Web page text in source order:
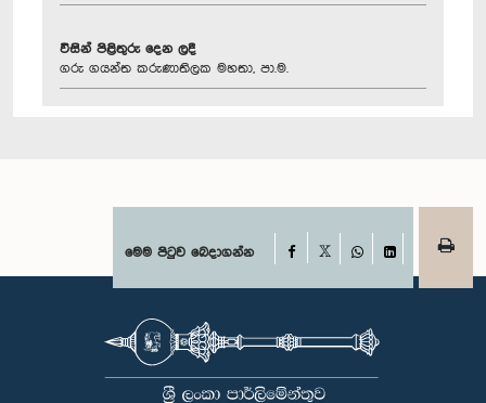
විසින් පිළිතුරු දෙන ලදී
ගරු ගයන්ත කරුණාතිලක මහතා, පා.ම.
මෙම පිටුව බෙදාගන්න Facebook
WhatsAppLinkedIn